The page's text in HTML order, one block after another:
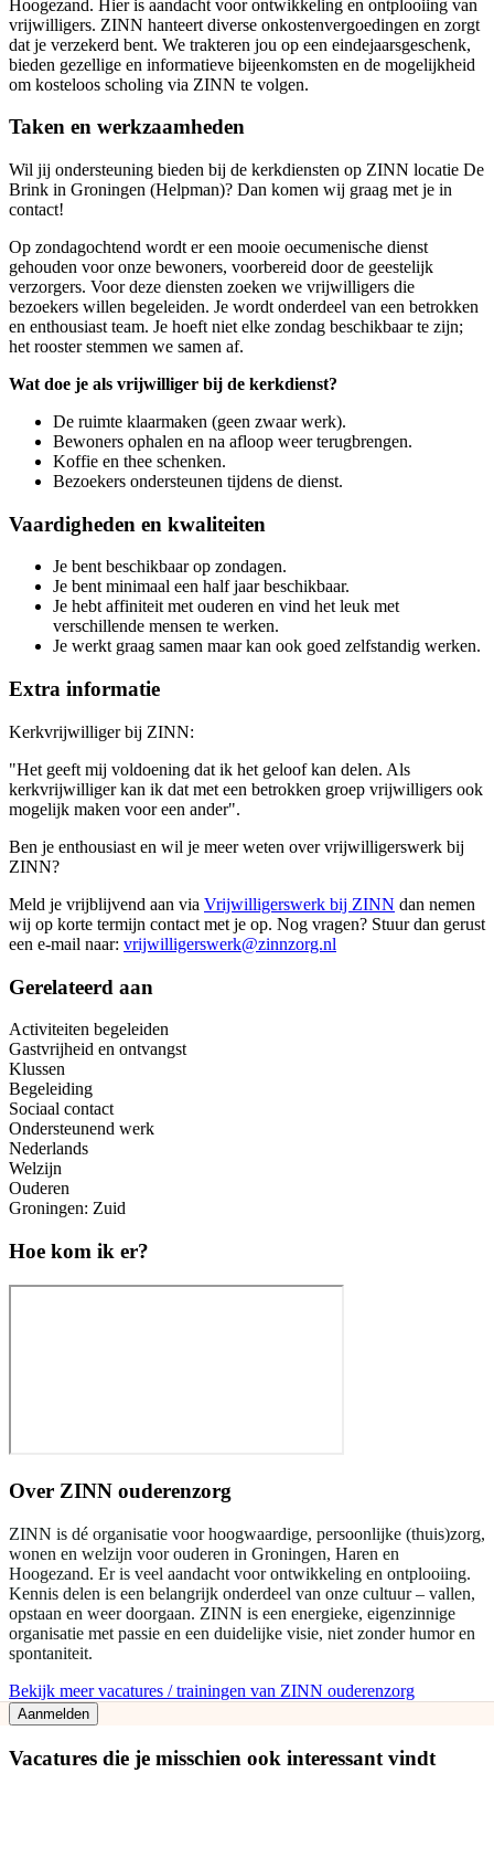
Hoogezand. Hier is aandacht voor ontwikkeling en ontplooiing van
vrijwilligers. ZINN hanteert diverse onkostenvergoedingen en zorgt
dat je verzekerd bent. We trakteren jou op een eindejaarsgeschenk,
bieden gezellige en informatieve bijeenkomsten en de mogelijkheid
om kosteloos scholing via ZINN te volgen.
Taken en werkzaamheden
Wil jij ondersteuning bieden bij de kerkdiensten op ZINN locatie De
Brink in Groningen (Helpman)? Dan komen wij graag met je in
contact!
Op zondagochtend wordt er een mooie oecumenische dienst
gehouden voor onze bewoners, voorbereid door de geestelijk
verzorgers. Voor deze diensten zoeken we vrijwilligers die
bezoekers willen begeleiden. Je wordt onderdeel van een betrokken
en enthousiast team. Je hoeft niet elke zondag beschikbaar te zijn;
het rooster stemmen we samen af.
Wat doe je als vrijwilliger bij de kerkdienst?
De ruimte klaarmaken (geen zwaar werk).
Bewoners ophalen en na afloop weer terugbrengen.
Koffie en thee schenken.
Bezoekers ondersteunen tijdens de dienst.
Vaardigheden en kwaliteiten
Je bent beschikbaar op zondagen.
Je bent minimaal een half jaar beschikbaar.
Je hebt affiniteit met ouderen en vind het leuk met
verschillende mensen te werken.
Je werkt graag samen maar kan ook goed zelfstandig werken.
Extra informatie
Kerkvrijwilliger bij ZINN:
"Het geeft mij voldoening dat ik het geloof kan delen. Als
kerkvrijwilliger kan ik dat met een betrokken groep vrijwilligers ook
mogelijk maken voor een ander".
Ben je enthousiast en wil je meer weten over vrijwilligerswerk bij
ZINN?
Meld je vrijblijvend aan via Vrijwilligerswerk bij ZINN dan nemen
wij op korte termijn contact met je op. Nog vragen? Stuur dan gerust
een e-mail naar: vrijwilligerswerk@zinnzorg.nl
Gerelateerd aan
Activiteiten begeleiden
Gastvrijheid en ontvangst
Klussen
Begeleiding
Sociaal contact
Ondersteunend werk
Nederlands
Welzijn
Ouderen
Groningen: Zuid
Hoe kom ik er?
Over ZINN ouderenzorg
ZINN is dé organisatie voor hoogwaardige, persoonlijke (thuis)zorg,
wonen en welzijn voor ouderen in Groningen, Haren en
Hoogezand. Er is veel aandacht voor ontwikkeling en ontplooiing.
Kennis delen is een belangrijk onderdeel van onze cultuur – vallen,
opstaan en weer doorgaan. ZINN is een energieke, eigenzinnige
organisatie met passie en een duidelijke visie, niet zonder humor en
spontaniteit.
Bekijk meer vacatures / trainingen van ZINN ouderenzorg
Aanmelden
Vacatures die je misschien ook interessant vindt